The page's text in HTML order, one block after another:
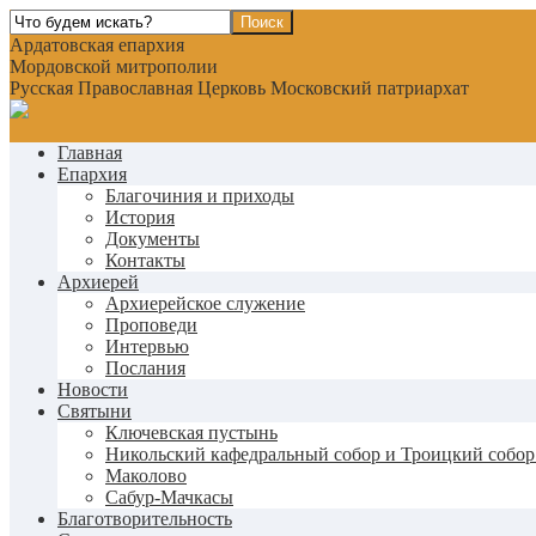
Ардатовская епархия
Мордовской митрополии
Русская Православная Церковь Московский патриархат
Главная
Епархия
Благочиния и приходы
История
Документы
Контакты
Архиерей
Архиерейское служение
Проповеди
Интервью
Послания
Новости
Святыни
Ключевская пустынь
Никольский кафедральный собор и Троицкий собор
Маколово
Сабур-Мачкасы
Благотворительность